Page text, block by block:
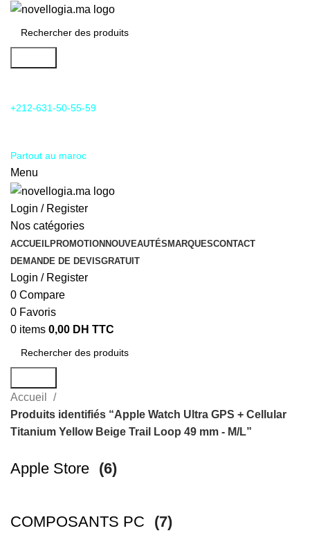
+212-631-50-55-59
Partout au maroc
Menu
Login / Register
Nos catégories
ACCUEILPROMOTIONNOUVEAUTÉSMARQUESCONTACT
DEMANDE DE DEVISGRATUIT
Login / Register
0 Compare
0 Favoris
0 items 0,00 DH TTC
Accueil
Produits identifiés “Apple Watch Ultra GPS + Cellular
Titanium Yellow Beige Trail Loop 49 mm - M/L”
Apple Store (6)
COMPOSANTS PC (7)